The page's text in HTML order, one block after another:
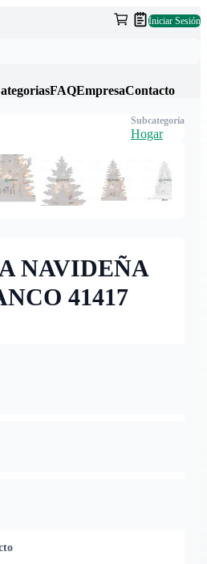
Iniciar Sesión
FAQEmpresaContacto
NAVIDEÑA
41417
Subcategoría
Hogar